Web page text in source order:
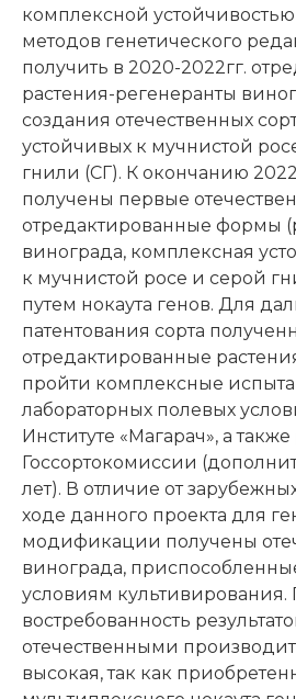
комплексной
методов генетического
получить в 2020-2022гг.
растения-регенеранты
создания отечественных
устойчивых к мучнистой
гнили (СГ). К окончанию
получены первые
отредактированные формы
винограда, комплексная
к мучнистой росе и серой
путем нокаута генов. Для
патентования сорта
отредактированные
пройти комплексные
лабораторных полевых
Институте «Магарач», а
Госсортокомиссии
лет). В отличие от
ходе данного проекта для
модификации получены
винограда,
условиям культивирования.
востребованность
отечественными
высокая, так как